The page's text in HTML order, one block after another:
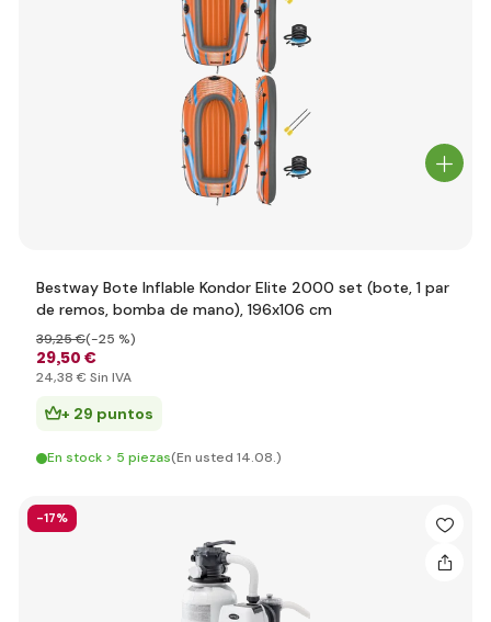
Bestway Bote Inflable Kondor Elite 2000 set (bote, 1 par
de remos, bomba de mano), 196x106 cm
29,50 €
39,25 €(-25 %)
24,38 € Sin IVA
+ 29 puntos
En stock > 5 piezas(En usted 14.08.)
-17%